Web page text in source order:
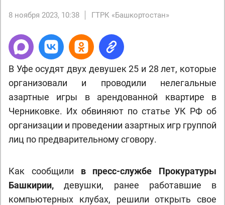
8 ноября 2023, 10:38 ГТРК «Башкортостан»
В Уфе осудят двух девушек 25 и 28 лет, которые
организовали и проводили нелегальные
азартные игры в арендованной квартире в
Черниковке. Их обвиняют по статье УК РФ об
организации и проведении азартных игр группой
лиц по предварительному сговору.
Как сообщили в пресс-службе Прокуратуры
Башкирии, девушки, ранее работавшие в
компьютерных клубах, решили открыть свое